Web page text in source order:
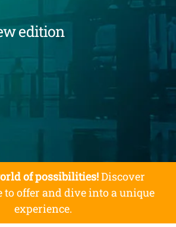
edition
of possibilities!Discover
to offer and dive into a unique
experience.